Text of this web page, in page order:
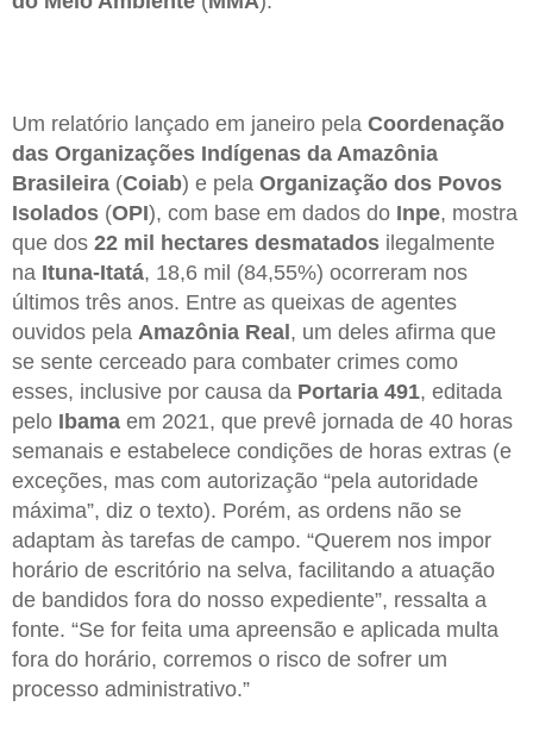
Um relatório lançado em janeiro pela Coordenação
das Organizações Indígenas da Amazônia
Brasileira (Coiab) e pela Organização dos Povos
Isolados (OPI), com base em dados do Inpe, mostra
que dos 22 mil hectares desmatados ilegalmente
na Ituna-Itatá, 18,6 mil (84,55%) ocorreram nos
últimos três anos. Entre as queixas de agentes
ouvidos pela Amazônia Real , um deles afirma que
se sente cerceado para combater crimes como
esses, inclusive por causa da Portaria 491, editada
pelo Ibama em 2021, que prevê jornada de 40 horas
semanais e estabelece condições de horas extras (e
exceções, mas com autorização “pela autoridade
máxima”, diz o texto). Porém, as ordens não se
adaptam às tarefas de campo. “Querem nos impor
horário de escritório na selva, facilitando a atuação
de bandidos fora do nosso expediente”, ressalta a
fonte. “Se for feita uma apreensão e aplicada multa
fora do horário, corremos o risco de sofrer um
processo administrativo.”